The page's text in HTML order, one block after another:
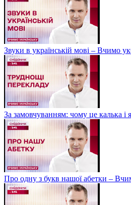
Звуки в українській мові – Вчимо
За замовчуванням: чому це калька і
Про одну з букв нашої абетки –